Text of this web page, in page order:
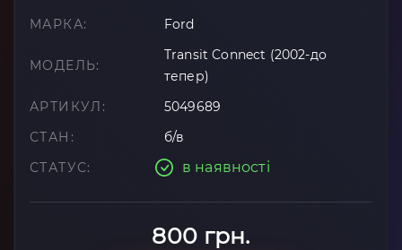
МАРКА: Ford
МОДЕЛЬ:
Transit Connect (2002-до
тепер)
АРТИКУЛ:
5049689
СТАН:
б/в
СТАТУС:
в наявності
800 грн.